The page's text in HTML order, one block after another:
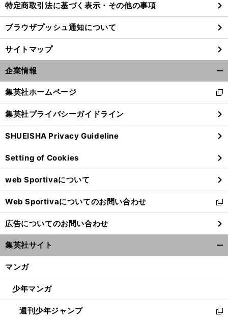
】
『 Ｗ
』
前
特定商取引法に基づく表示・その他の事項
ブラウザプッシュ通知について
サイトマップ
企業情報
閉
る
集英社ホームページ
新
し
い
ウ
ィ
ン
ド
ウ
で
開
く
集英社プライバシーガイドライン
SHUEISHA Privacy Guideline
Setting of Cookies
web Sportivaについて
Web Sportivaについてのお問い合わせ
新
し
い
ウ
ィ
ン
ウ
開
く
広告についてのお問い合わせ
集英社サイト
マンガ
少年マンガ
週刊少年ジャンプ
新